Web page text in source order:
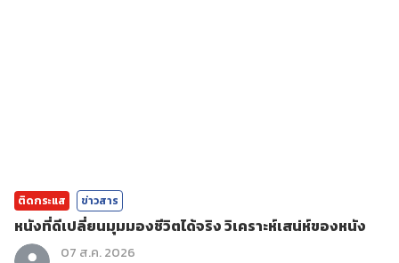
ติดกระแส ข่าวสาร
หนังที่ดีเปลี่ยนมุมมองชีวิตได้จริง วิเคราะห์เสน่ห์ของหนัง
07 ส.ค. 2026